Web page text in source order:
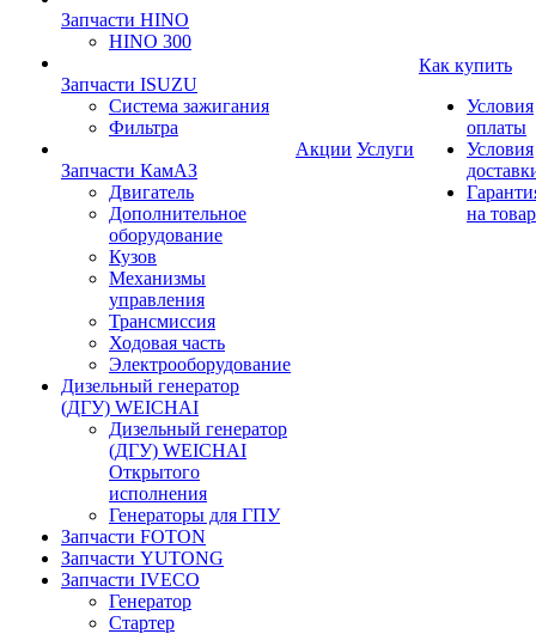
Запчасти HINO
HINO 300
Запчасти ISUZU
Система зажигания
Фильтра
Запчасти КамАЗ
Двигатель
Дополнительное
оборудование
Кузов
Механизмы
управления
Трансмиссия
Ходовая часть
Электрооборудование
Дизельный генератор
(ДГУ) WEICHAI
Дизельный генератор
(ДГУ) WEICHAI
Открытого
исполнения
Генераторы для ГПУ
Запчасти FOTON
Запчасти YUTONG
Запчасти IVECO
Генератор
Стартер
Акции Услуги
Как купить
Условия
оплаты
Условия
на товар